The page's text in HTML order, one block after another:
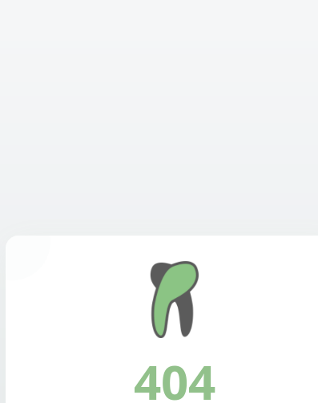
404